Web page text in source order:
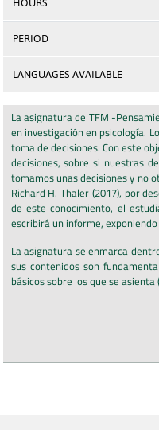
HOURS
PERIOD
LANGUAGES AVAILABLE
La asignatura de TFM -
en investigación en psicología.
toma de decisiones. Con este
decisiones, sobre si nuestras
tomamos unas decisiones y no
Richard H. Thaler (2017), por
de este conocimiento, el
escribirá un informe,
La asignatura se enmarca
sus contenidos son
básicos sobre los que se